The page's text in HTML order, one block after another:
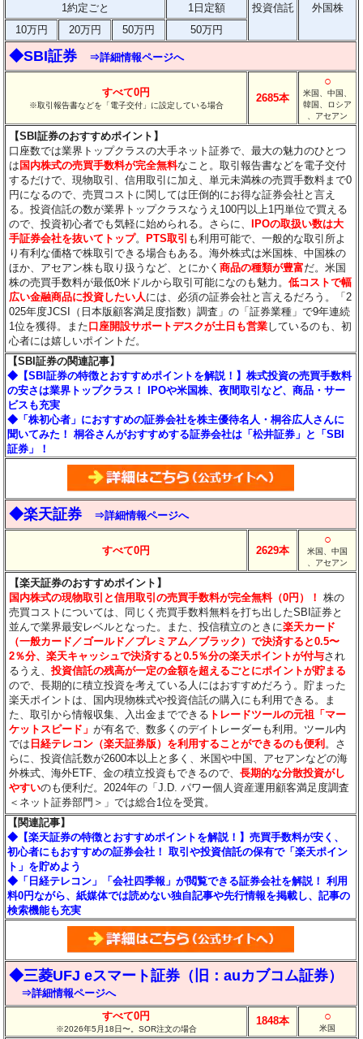
投資信託 外国株
1約定ごと
1日定額
10万円
20万円 50万円 50万円
◆SBI証券 ⇒詳細情報ページへ
すべて0円
※取引報告書などを「電子交付」に設定している場合
2685本
○
米国、中国、
韓国、ロシア
、アセアン
【SBI証券のおすすめポイント】
口座数では業界トップクラスの大手ネット証券で、最大の魅力のひとつ
は国内株式の売買手数料が完全無料なこと。取引報告書などを電子交付
するだけで、現物取引、信用取引に加え、単元未満株の売買手数料まで0
円になるので、売買コストに関しては圧倒的にお得な証券会社と言え
る。投資信託の数が業界トップクラスなうえ100円以上1円単位で買える
ので、投資初心者でも気軽に始められる。さらに、IPOの取扱い数は大
手証券会社を抜いてトップ。PTS取引 も利用可能で、一般的な取引所よ
り有利な価格で株取引できる場合もある。海外株式は米国株、中国株の
ほか、アセアン株も取り扱うなど、とにかく商品の種類が豊富だ。米国
株の売買手数料が最低0米ドルから取引可能になのも魅力。低コストで幅
広い金融商品に投資したい人 には、必須の証券会社と言えるだろう。「2
025年度JCSI（日本版顧客満足度指数）調査」の「証券業種」で9年連続
1位を獲得。また口座開設サポートデスクが土日も営業しているのも、初
心者には嬉しいポイントだ。
【SBI証券の関連記事】
◆【SBI証券の特徴とおすすめポイントを解説！】株式投資の売買手数料
の安さは業界トップクラス！ IPOや米国株、夜間取引など、商品・サー
ビスも充実
◆「株初心者」におすすめの証券会社を株主優待名人・桐谷広人さんに
聞いてみた！ 桐谷さんがおすすめする証券会社は「松井証券」と「SBI
証券」！
◆楽天証券 ⇒詳細情報ページへ
すべて0円 2629本
○
米国、中国
、アセアン
【楽天証券のおすすめポイント】
国内株式の現物取引と信用取引の売買手数料が完全無料（0円）！ 株の
売買コストについては、同じく売買手数料無料を打ち出したSBI証券と
並んで業界最安レベルとなった。また、投信積立のときに楽天カード
（一般カード／ゴールド／プレミアム／ブラック）で決済すると0.5〜
2％分、楽天キャッシュで決済すると0.5％分の楽天ポイントが付与され
るうえ、投資信託の残高が一定の金額を超えるごとにポイントが貯まる
ので、長期的に積立投資を考えている人にはおすすめだろう。貯まった
楽天ポイントは、国内現物株式や投資信託の購入にも利用できる。ま
た、取引から情報収集、入出金までできる トレードツールの元祖「マー
ケットスピード」が有名で、数多くのデイトレーダーも利用。ツール内
では 日経テレコン（楽天証券版）を利用することができるのも便利 。さ
らに、投資信託数が2600本以上と多く、米国や中国、アセアンなどの海
外株式、海外ETF、金の積立投資もできるので、長期的な分散投資がし
やすいのも便利だ。2024年の「J.D. パワー個人資産運用顧客満足度調査
＜ネット証券部門＞」では総合1位を受賞。
【関連記事】
◆【楽天証券の特徴とおすすめポイントを解説！】売買手数料が安く、
初心者にもおすすめの証券会社！ 取引や投資信託の保有で「楽天ポイン
ト」を貯めよう
◆「日経テレコン」「会社四季報」が閲覧できる証券会社を解説！ 利用
料0円ながら、紙媒体では読めない独自記事や先行情報を掲載し、記事の
検索機能も充実
◆三菱UFJ eスマート証券（旧：auカブコム証券）
⇒詳細情報ページへ
すべて0円
※2026年5月18日〜。SOR注文の場合
1848本 ○
米国